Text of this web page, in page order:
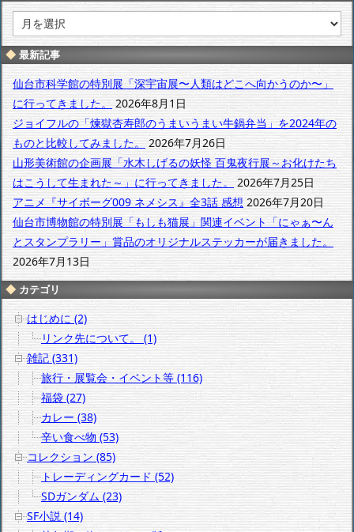
別
ア
ー
カ
イ
ブ
最新記事
仙台市科学館の特別展「深宇宙展〜人類はどこへ向かうのか〜」
に行ってきました。
2026年8月1日
ジョイフルの「煉獄杏寿郎のうまいうまい牛鍋弁当」を2024年の
ものと比較してみました。 2026年7月26日
山形美術館の企画展「水木しげるの妖怪 百鬼夜行展～お化けたち
はこうして生まれた～」に行ってきました。 2026年7月25日
アニメ『サイボーグ009 ネメシス』全3話 感想 2026年7月20日
仙台市博物館の特別展「もしも猫展」関連イベント「にゃぁ〜ん
とスタンプラリー」賞品のオリジナルステッカーが届きました。
2026年7月13日
カテゴリ
はじめに (2)
リンク先について。 (1)
雑記 (331)
旅行・展覧会・イベント等 (116)
福袋 (27)
カレー (38)
辛い食べ物 (53)
コレクション (85)
トレーディングカード (52)
SDガンダム (23)
SF小説 (14)